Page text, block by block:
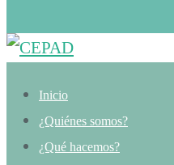
Inicio
¿Quiénes somos?
¿Qué hacemos?